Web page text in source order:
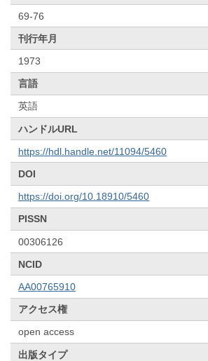
69-76
刊行年月
1973
言語
英語
ハンドルURL
https://hdl.handle.net/11094/5460
DOI
https://doi.org/10.18910/5460
PISSN
00306126
NCID
AA00765910
アクセス権
open access
出版タイプ